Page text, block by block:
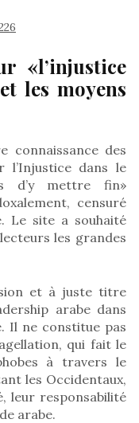
«l’injustice
les moyens
connaissance des
l’Injustice dans le
d’y mettre fin»
censuré
Le site a souhaité
les grandes
et à juste titre
arabe dans
Il ne constitue pas
qui fait le
à travers le
les Occidentaux,
leur responsabilité
arabe.